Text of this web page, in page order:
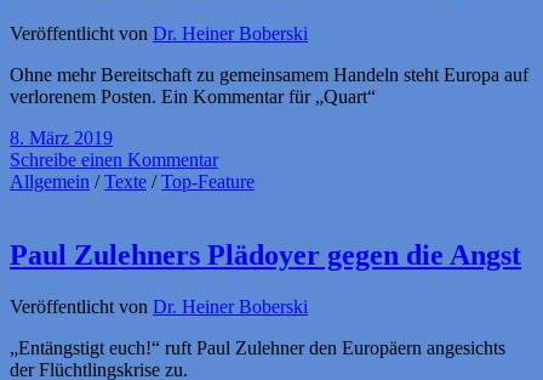
Veröffentlicht von Dr. Heiner Boberski
Ohne mehr Bereitschaft zu gemeinsamem Handeln steht Europa auf
verlorenem Posten. Ein Kommentar für „Quart“
8. März 2019
Schreibe einen Kommentar
Allgemein /Texte /Top-Feature
Paul Zulehners Plädoyer gegen die Angst
Veröffentlicht von Dr. Heiner Boberski
„Entängstigt euch!“ ruft Paul Zulehner den Europäern angesichts
der Flüchtlingskrise zu.